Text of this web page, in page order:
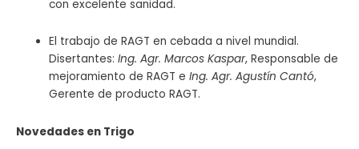
con excelente sanidad.
El trabajo de RAGT en cebada a nivel mundial.
Disertantes:Ing. Agr. Marcos Kaspar, Responsable de
mejoramiento de RAGT eIng. Agr. Agustín Cantó,
Gerente de producto RAGT.
Novedades en Trigo